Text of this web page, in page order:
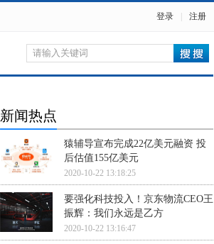
登录 注册
新闻热点
猿辅导宣布完成22亿美元融资 投
后估值155亿美元
2020-10-22 13:18:25
要强化科技投入！京东物流CEO王
振辉：我们永远是乙方
2020-10-22 13:16:47